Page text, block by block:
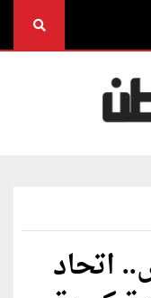
اتحاد